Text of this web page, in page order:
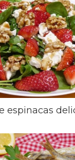
espinacas